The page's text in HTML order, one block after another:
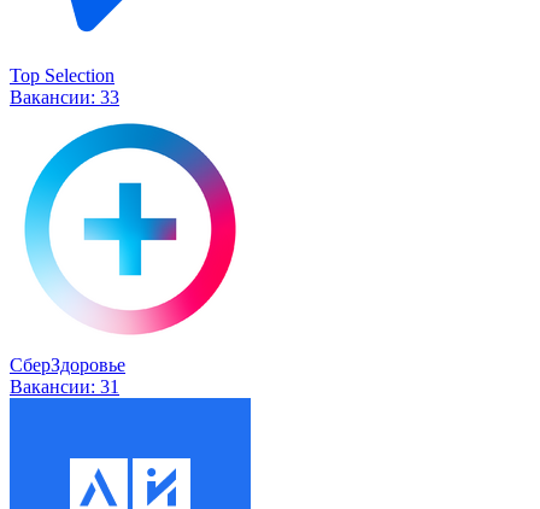
Top Selection
Вакансии: 33
СберЗдоровье
Вакансии: 31